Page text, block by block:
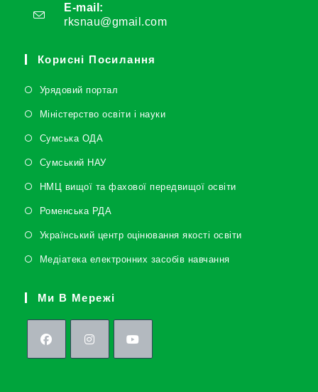
E-mail:
rksnau@gmail.com
Корисні Посилання
Урядовий портал
Міністерство освіти і науки
Сумська ОДА
Сумський НАУ
НМЦ вищої та фахової передвищої освіти
Роменська РДА
Український центр оцінювання якості освіти
Медіатека електронних засобів навчання
Ми В Мережі